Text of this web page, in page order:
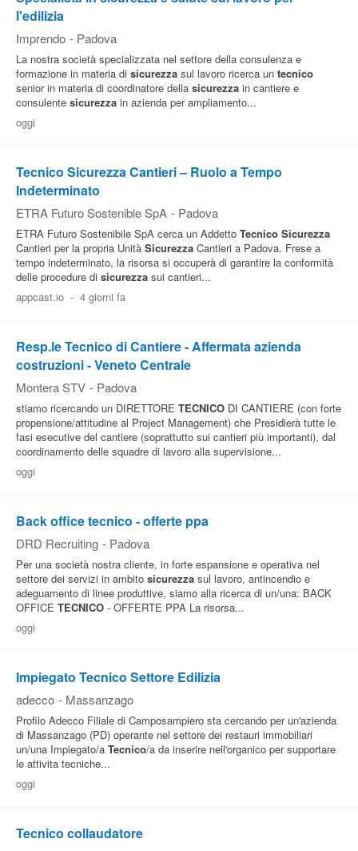
l'edilizia
Imprendo - Padova
La nostra società specializzata nel settore della consulenza e
formazione in materia di sicurezza sul lavoro ricerca un tecnico
senior in materia di coordinatore della sicurezza in cantiere e
consulente sicurezza in azienda per ampliamento...
oggi
Tecnico Sicurezza Cantieri – Ruolo a Tempo
Indeterminato
ETRA Futuro Sostenible SpA - Padova
ETRA Futuro Sostenibile SpA cerca un Addetto Tecnico Sicurezza
Cantieri per la propria Unità Sicurezza Cantieri a Padova. Frese a
tempo indeterminato, la risorsa si occuperà di garantire la conformità
delle procedure di sicurezza sui cantieri...
appcast.io - 4 giorni fa
Resp.le Tecnico di Cantiere - Affermata azienda
costruzioni - Veneto Centrale
Montera STV - Padova
stiamo ricercando un DIRETTORE TECNICO DI CANTIERE (con forte
propensione/attitudine al Project Management) che Presidierà tutte le
fasi esecutive del cantiere (soprattutto sui cantieri più importanti), dal
coordinamento delle squadre di lavoro alla supervisione...
oggi
Back office tecnico - offerte ppa
DRD Recruiting - Padova
Per una società nostra cliente, in forte espansione e operativa nel
settore dei servizi in ambito sicurezza sul lavoro, antincendio e
adeguamento di linee produttive, siamo alla ricerca di un/una: BACK
OFFICE TECNICO - OFFERTE PPA La risorsa...
oggi
Impiegato Tecnico Settore Edilizia
adecco - Massanzago
Profilo Adecco Filiale di Camposampiero sta cercando per un'azienda
di Massanzago (PD) operante nel settore dei restauri immobiliari
un/una Impiegato/a Tecnico/a da inserire nell'organico per supportare
le attivita tecniche...
oggi
Tecnico collaudatore